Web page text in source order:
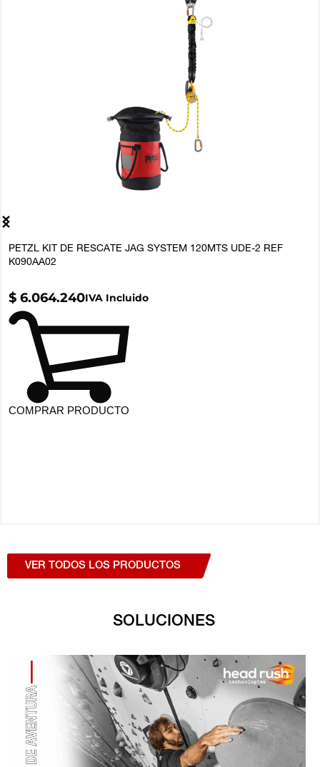
PETZL KIT DE RESCATE JAG SYSTEM 120MTS UDE-2 REF
K090AA02
$ 6.064.240IVA Incluido
COMPRAR PRODUCTO
VER TODOS LOS PRODUCTOS
SOLUCIONES